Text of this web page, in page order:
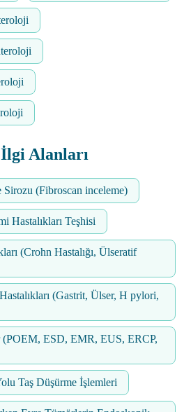
Alanları
Sirozu (Fibroscan inceleme)
Hastalıkları Teşhisi
(Crohn Hastalığı, Ülseratif
(Gastrit, Ülser, H pylori,
ESD, EMR, EUS, ERCP,
Taş Düşürme İşlemleri